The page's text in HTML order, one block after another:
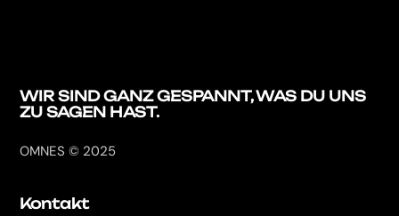
WIR SIND GANZGESPANNT, WAS DU UNS
ZU SAGEN HAST.
OMNES © 2025
Kontakt